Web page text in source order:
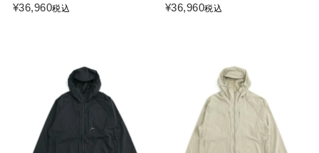
¥36,960税込 ¥36,960税込